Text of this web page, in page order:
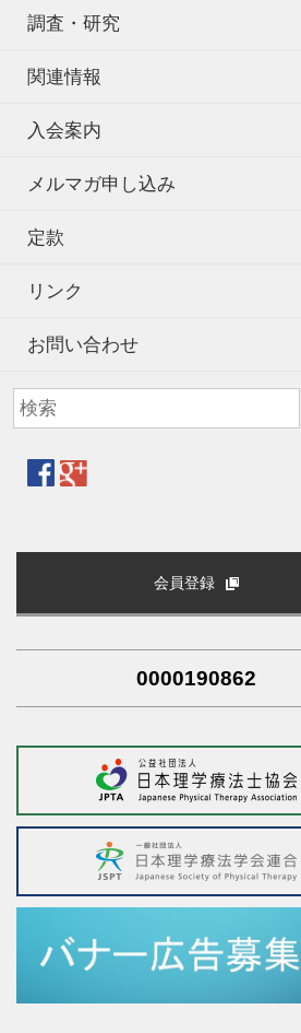
調査・研究
関連情報
入会案内
メルマガ申し込み
定款
リンク
お問い合わせ
会員登録
0000190862